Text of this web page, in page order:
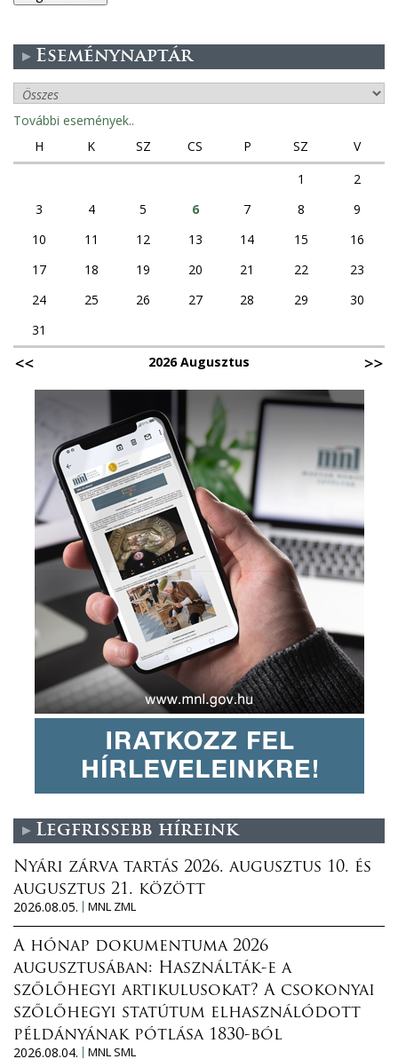
Eseménynaptár
További események..
H
K SZ CS P SZ
V
1
2
3
4 5 6 7 8
9
10
11 12 13 14 15
16
17
18 19 20 21 22
23
24
25 26 27 28 29
30
31
2026 Augusztus
Legfrissebb híreink
Nyári zárva tartás 2026. augusztus 10. és
augusztus 21. között
2026.08.05.
MNL ZML
A hónap dokumentuma 2026
augusztusában: Használták-e a
szőlőhegyi artikulusokat? A csokonyai
szőlőhegyi statútum elhasználódott
példányának pótlása 1830-ból
2026.08.04.
MNL SML